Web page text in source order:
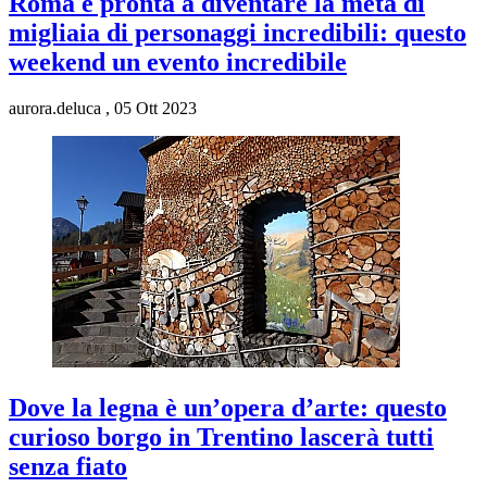
migliaia di personaggi incredibili: questo
weekend un evento incredibile
aurora.deluca , 05 Ott 2023
Dove la legna è un’opera d’arte: questo
curioso borgo in Trentino lascerà tutti
senza fiato